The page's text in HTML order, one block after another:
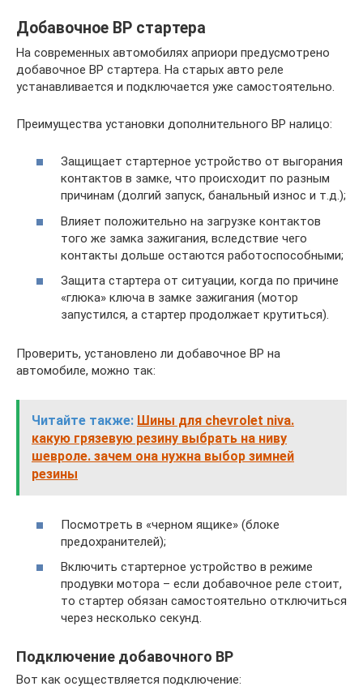
Добавочное ВР стартера
На современных автомобилях априори предусмотрено
добавочное ВР стартера. На старых авто реле
устанавливается и подключается уже самостоятельно.
Преимущества установки дополнительного ВР налицо:
Защищает стартерное устройство от выгорания
контактов в замке, что происходит по разным
причинам (долгий запуск, банальный износ и т.д.);
Влияет положительно на загрузке контактов
того же замка зажигания, вследствие чего
контакты дольше остаются работоспособными;
Защита стартера от ситуации, когда по причине
«глюка» ключа в замке зажигания (мотор
запустился, а стартер продолжает крутиться).
Проверить, установлено ли добавочное ВР на
автомобиле, можно так:
Читайте также: Шины для chevrolet niva.
какую грязевую резину выбрать на ниву
шевроле. зачем она нужна выбор зимней
резины
Посмотреть в «черном ящике» (блоке
предохранителей);
Включить стартерное устройство в режиме
продувки мотора – если добавочное реле стоит,
то стартер обязан самостоятельно отключиться
через несколько секунд.
Подключение добавочного ВР
Вот как осуществляется подключение: